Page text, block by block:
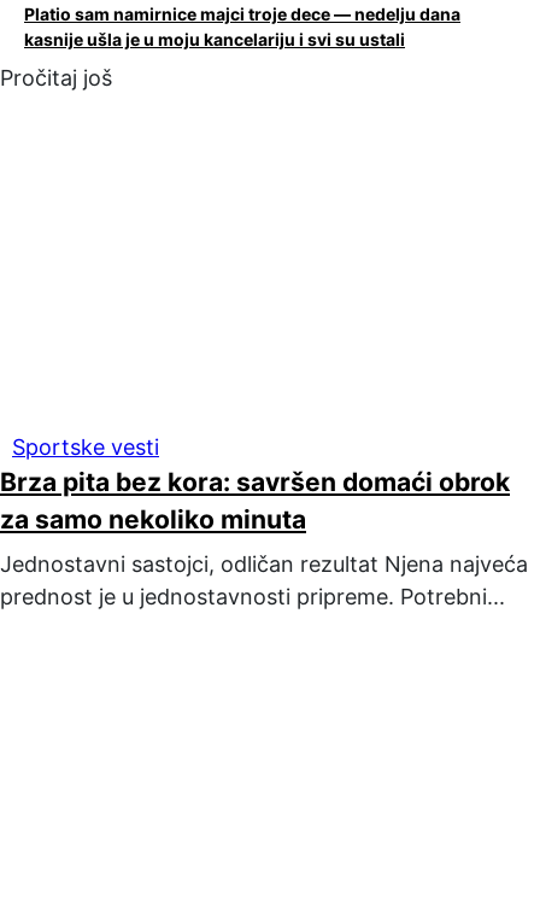
Platio sam namirnice majci troje dece — nedelju dana
kasnije ušla je u moju kancelariju i svi su ustali
Pročitaj još
Sportske vesti
Brza pita bez kora: savršen domaći obrok
za samo nekoliko minuta
Jednostavni sastojci, odličan rezultat Njena najveća
prednost je u jednostavnosti pripreme. Potrebni...